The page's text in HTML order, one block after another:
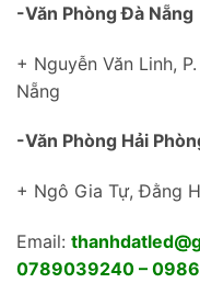
-Văn Phòng Đà Nẵng
+ Nguyễn Văn Linh,
Nẵng
-Văn Phòng Hải
+ Ngô Gia Tự, Đằng
Email:
0789039240 – 0986